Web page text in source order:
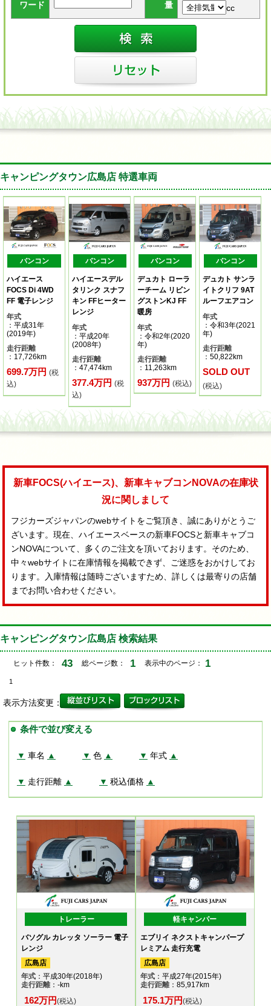
ワード
量
cc
キャンピングタウン広島店 特選車両
バンコン
ハイエース
FOCS Di 4WD
FF 電子レンジ
年式
：平成31年
(2019年)
走行距離
：17,726km
699.7万円 (税
込)
バンコン
ハイエースデル
タリンク スナフ
キン FFヒーター
レンジ
年式
：平成20年
(2008年)
走行距離
：47,474km
377.4万円(税
込)
バンコン
デュカト ローラ
ーチーム リビン
グストンKJ FF
暖房
年式
：令和2年(2020
年)
走行距離
：11,263km
937万円(税込)
バンコン
デュカト サンラ
イトクリフ 9AT
ルーフエアコン
年式
：令和3年(2021
年)
走行距離
：50,822km
SOLD OUT
(税込)
新車FOCS(ハイエース)、新車キャブコンNOVAの在庫状
況に関しまして
フジカーズジャパンのwebサイトをご覧頂き、誠にありがとうご
ざいます。現在、ハイエースベースの新車FOCSと新車キャブコ
ンNOVAについて、多くのご注文を頂いております。そのため、
中々webサイトに在庫情報を掲載できず、ご迷惑をおかけしてお
ります。入庫情報は随時ございますため、詳しくは最寄りの店舗
までお問い合わせください。
キャンピングタウン広島店 検索結果
ヒット件数： 43 総ページ数： 1 表示中のページ： 1
1
表示方法変更：
条件で並び変える
▼ 車名 ▲ ▼ 色 ▲ ▼ 年式 ▲
▼ 走行距離 ▲ ▼ 税込価格 ▲
トレーラー
バソグル カレッタ ソーラー 電子
レンジ
広島店
年式 ：平成30年(2018年)
走行距離：-km
162万円(税込)
軽キャンパー
エブリイ ネクストキャンパープ
レミアム 走行充電
広島店
年式：平成27年(2015年)
走行距離：85,917km
175.1万円(税込)